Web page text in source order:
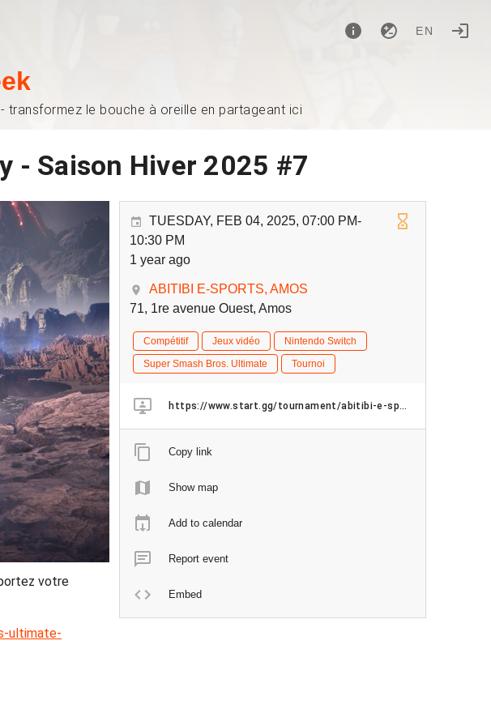
EN
transformez le bouche à oreille en partageant ici
- Saison Hiver 2025 #7
votre
ultimate-
TUESDAY, FEB 04, 2025, 07:00 PM-
10:30 PM
1 year ago
ABITIBI E-SPORTS, AMOS
71, 1re avenue Ouest, Amos
Compétitif Jeux vidéo
Nintendo Switch
Super Smash Bros. Ultimate
Tournoi
https://www.start.gg/tournament/abitibi-e-sports-ultimate-weekly-saison-hiver-2025-7/details
Copy link
Show map
Add to calendar
Report event
Embed